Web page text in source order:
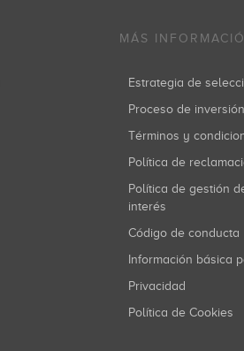
MÁS
Estrategia de
Proceso de inversión
Términos y
Política de
Política de gestión de conflictos de
interés
Código de conducta
Información básica
Privacidad
Política de Cookies